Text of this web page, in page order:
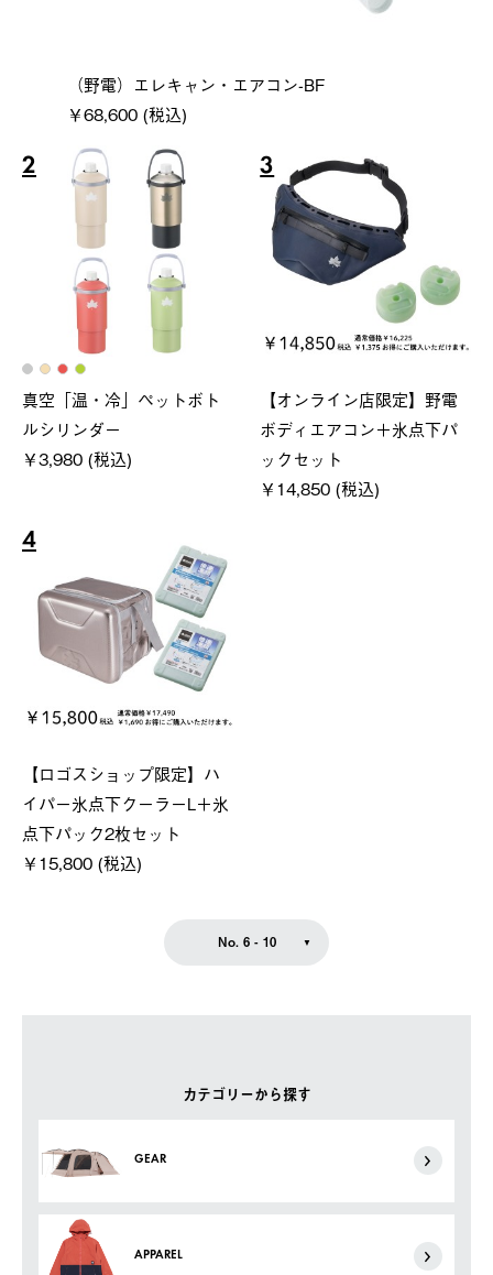
カテゴリーから探す
GEAR
APPAREL
（野電）エレキャン・エアコン-BF
￥68,600 (税込)
2
真空「温・冷」ペットボト
ルシリンダー
￥3,980 (税込)
3
【オンライン店限定】野電
ボディエアコン＋氷点下パ
ックセット
￥14,850 (税込)
4
【ロゴスショップ限定】ハ
イパー氷点下クーラーL＋氷
点下パック2枚セット
￥15,800 (税込)
No. 6 - 10